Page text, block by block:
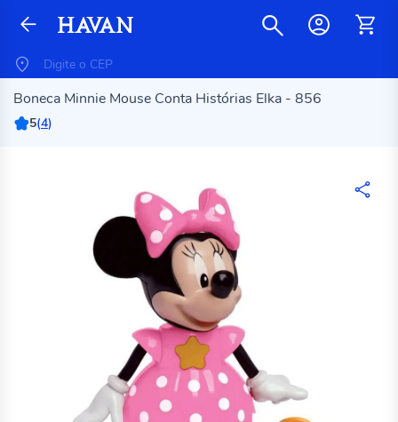
Boneca Minnie Mouse Conta Histórias Elka - 856
5(4)